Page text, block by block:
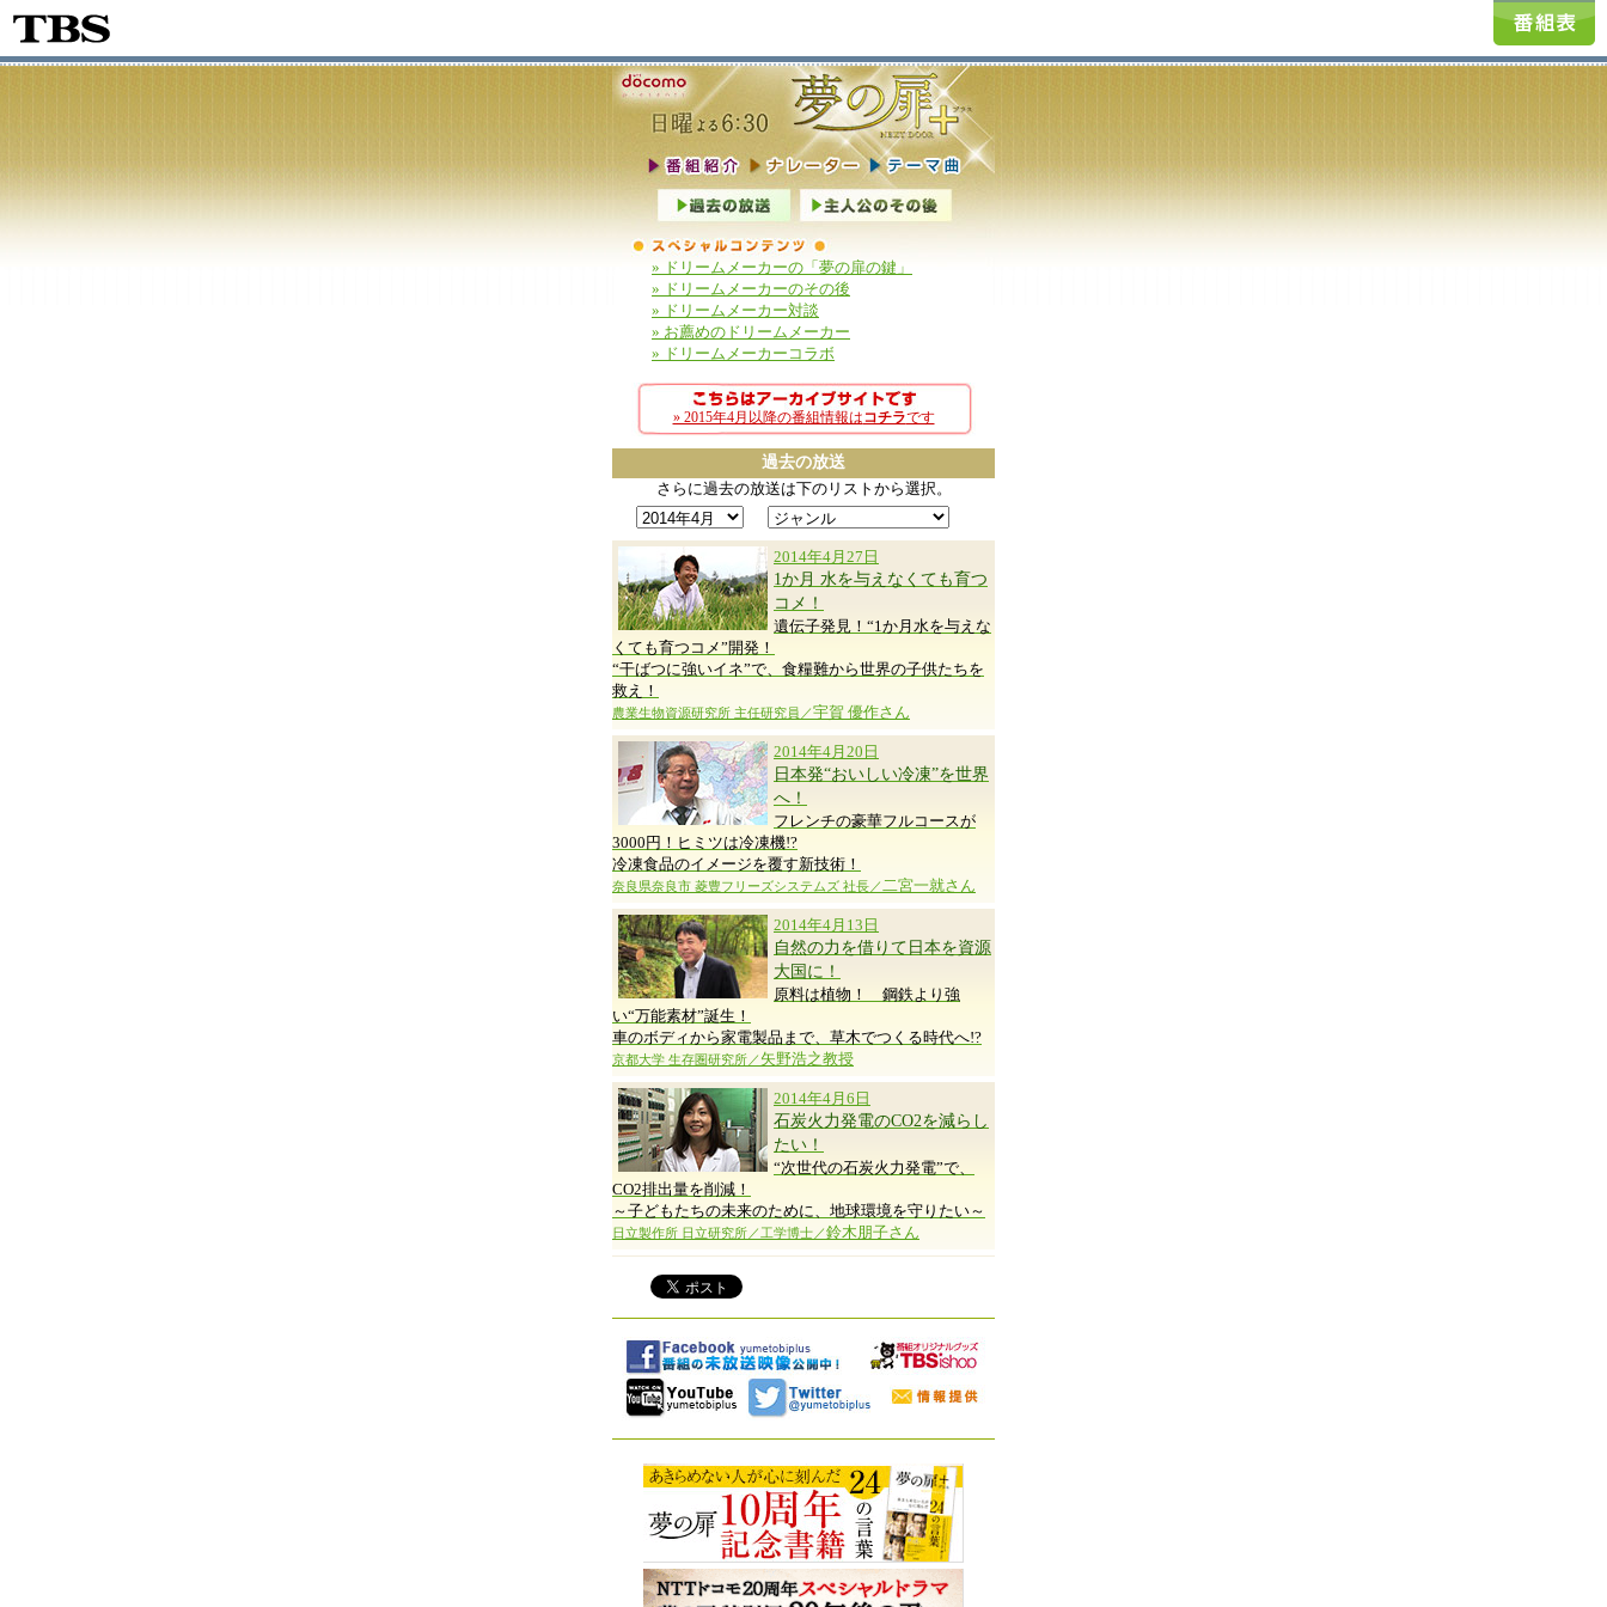
» ドリームメーカーの「夢の扉の鍵」
» ドリームメーカーのその後
» ドリームメーカー対談
» お薦めのドリームメーカー
» ドリームメーカーコラボ
» 2015年4月以降の番組情報はコチラです
過去の放送
さらに過去の放送は下のリストから選択。
2014年4月27日
1か月 水を与えなくても育つ
コメ！
遺伝子発見！“1か月水を与えな
くても育つコメ”開発！
“干ばつに強いイネ”で、食糧難から世界の子供たちを
救え！
農業生物資源研究所 主任研究員／宇賀 優作さん
2014年4月20日
日本発“おいしい冷凍”を世界
へ！
フレンチの豪華フルコースが
3000円！ヒミツは冷凍機!?
冷凍食品のイメージを覆す新技術！
奈良県奈良市 菱豊フリーズシステムズ 社長／二宮一就さん
2014年4月13日
自然の力を借りて日本を資源
大国に！
原料は植物！ 鋼鉄より強
い“万能素材”誕生！
車のボディから家電製品まで、草木でつくる時代へ!?
京都大学 生存圏研究所／矢野浩之教授
2014年4月6日
石炭火力発電のCO2を減らし
たい！
“次世代の石炭火力発電”で、
CO2排出量を削減！
～子どもたちの未来のために、地球環境を守りたい～
日立製作所 日立研究所／工学博士／鈴木朋子さん